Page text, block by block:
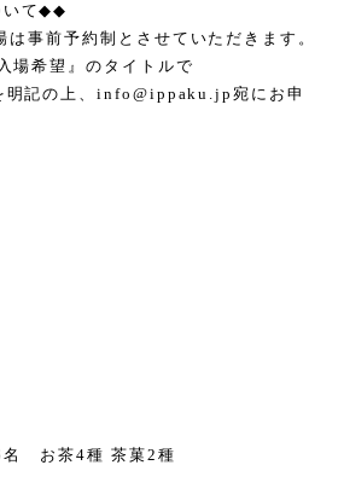
て◆◆
は事前予約制とさせていただきます。
入場希望』のタイトルで
明記の上、info@ippaku.jp宛にお申
名 お茶4種 茶菓2 種